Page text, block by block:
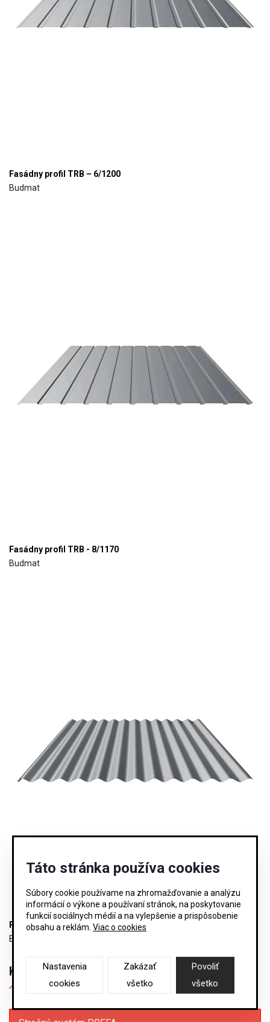
Kategórie produktov
Fasádny profil TRB – 6/1200
Budmat
Fasádny profil TRB - 8/1170
Budmat
Fasádný profil FB - 18/1100
Budmat
Táto stránka používa cookies
Súbory cookie používame na zhromažďovanie a analýzu
informácií o výkone a používaní stránok, na poskytovanie
funkcií sociálnych médií a na vylepšenie a prispôsobenie
obsahu a reklám. Viac o cookies
Nastavenia
cookies
Zakázať
všetko
Povoliť
všetko